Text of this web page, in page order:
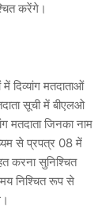
करेंगे।
दिव्यांग मतदाताओं
सूची में बीएलओ
मतदाता जिनका नाम
से प्रपत्र 08 में
करना सुनिश्चित
निश्चित रूप से